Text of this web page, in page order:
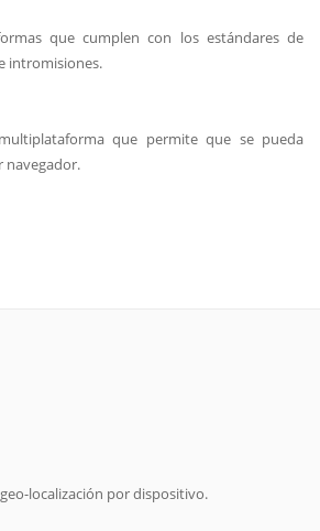
que cumplen con los estándares de
intromisiones.
que permite que se pueda
navegador.
localización por dispositivo.